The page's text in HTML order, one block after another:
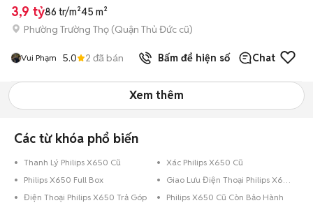
3,9 tỷ86 tr/m²45 m²
Phường Trường Thọ (Quận Thủ Đức cũ)
Vui Phạm 5.0 2 đã bán Bấm để hiện số Chat
Xem thêm
Các từ khóa phổ biến
Thanh Lý Philips X650 Cũ
Xác Philips X650 Cũ
Philips X650 Full Box
Giao Lưu Điện Thoại Philips X650
Điện Thoại Philips X650 Trả Góp
Philips X650 Cũ Còn Bảo Hành